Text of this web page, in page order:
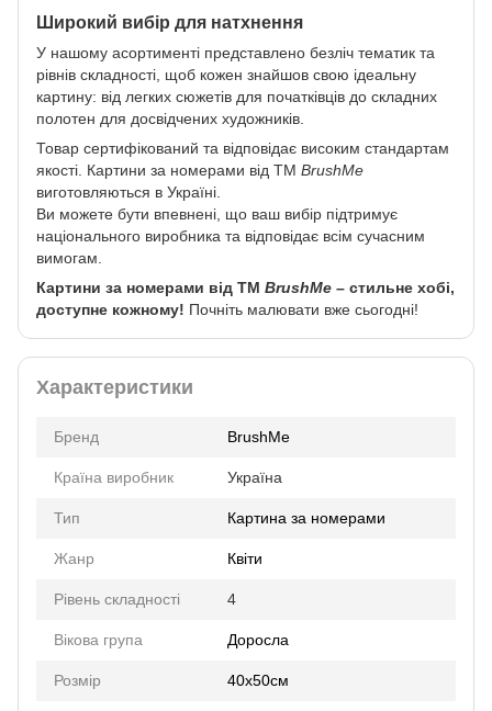
Широкий вибір для натхнення
У нашому асортименті представлено безліч тематик та
рівнів складності, щоб кожен знайшов свою ідеальну
картину: від легких сюжетів для початківців до складних
полотен для досвідчених художників.
Товар сертифікований та відповідає високим стандартам
якості. Картини за номерами від ТМ BrushMe
виготовляються в Україні.
Ви можете бути впевнені, що ваш вибір підтримує
національного виробника та відповідає всім сучасним
вимогам.
Картини за номерами від ТМ BrushMe – стильне хобі,
доступне кожному! Почніть малювати вже сьогодні!
Характеристики
Бренд BrushMe
Країна виробник Україна
Тип Картина за номерами
Жанр Квіти
Рівень складності 4
Вікова група Доросла
Розмір 40х50см